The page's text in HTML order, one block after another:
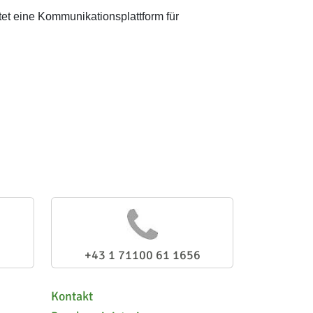
eine Kommunikationsplattform für
+43 1 71100 61 1656
Kontakt